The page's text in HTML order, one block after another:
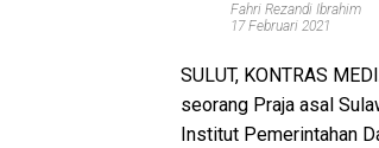
Fahri Rezandi Ibrahim
17 Februari 2021
SULUT, KONTRAS
seorang Praja asal
Institut Pemerintahan